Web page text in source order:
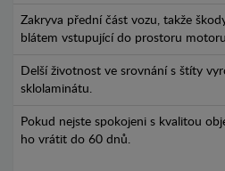
Zakryva přední část vozu, takže
blátem vstupující do prostoru
Delší životnost ve srovnání s štíty
sklolaminátu.
Pokud nejste spokojeni s kvalitou
ho vrátit do 60 dnů.